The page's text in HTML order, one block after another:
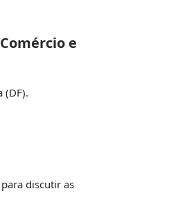
e
(DF).
discutir as